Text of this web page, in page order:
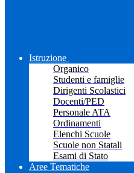
Istruzione
Organico
Studenti e famiglie
Dirigenti Scolastici
Docenti/PED
Personale ATA
Ordinamenti
Elenchi Scuole
Scuole non Statali
Esami di Stato
Aree Tematiche